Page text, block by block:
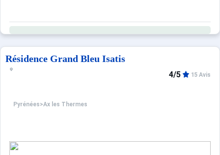
Résidence Grand Bleu Isatis
Pyrénées>Ax les Thermes
4/5 15 Avis